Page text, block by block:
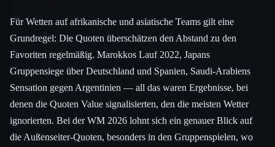
Für Wetten auf afrikanische und asiatische Teams gilt eine
Grundregel: Die Quoten überschätzen den Abstand zu den
Favoriten regelmäßig. Marokkos Lauf 2022, Japans
Gruppensiege über Deutschland und Spanien, Saudi-Arabiens
Sensation gegen Argentinien — all das waren Ergebnisse, bei
denen die Quoten Value signalisierten, den die meisten Wetter
ignorierten. Bei der WM 2026 lohnt sich ein genauer Blick auf
die Außenseiter-Quoten, besonders in den Gruppenspielen, wo